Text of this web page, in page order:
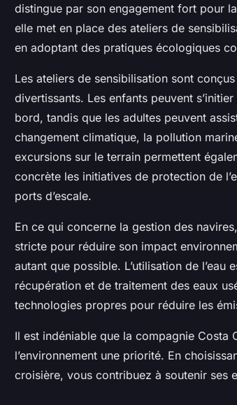
distingue par son engagement fort pour
elle met en place des ateliers de
en adoptant des pratiques écologiques
Les ateliers de sensibilisation sont
divertissants. Les enfants peuvent
bord, tandis que les adultes peuvent
changement climatique, la pollution
excursions sur le terrain permettent
concrète les initiatives de protection de
ports d’escale.
En ce qui concerne la gestion des
stricte pour réduire son impact
autant que possible. L’utilisation de
récupération et de traitement des eaux
technologies propres pour réduire les
Il est indéniable que la compagnie
l’environnement une priorité. En
croisière, vous contribuez à soutenir ses